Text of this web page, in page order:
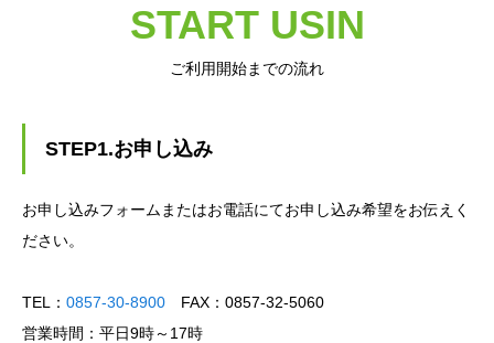
START USIN
ご利用開始までの流れ
STEP1.お申し込み
お申し込みフォームまたはお電話にてお申し込み希望をお伝えく
ださい。
TEL： 0857-30-8900 FAX：0857-32-5060
営業時間：平日9時～17時